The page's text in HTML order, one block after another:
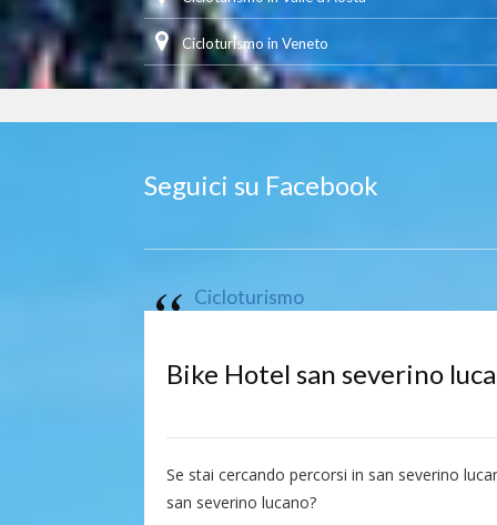
Cicloturismo in Veneto
Seguici su Facebook
Cicloturismo
Bike Hotel san severino
Se stai cercando percorsi in san severino
san severino lucano?